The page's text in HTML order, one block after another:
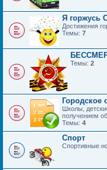
Я горжусь
Достижения
Темы: 7
Темы: 2
Городское
Школы,
получением
Темы: 4
Спорт
Спортивные